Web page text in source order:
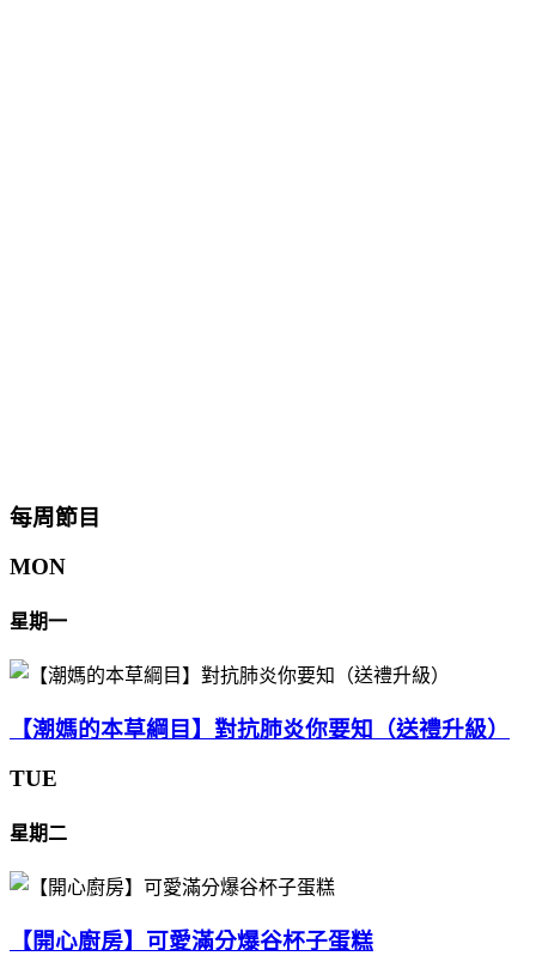
每周節目
MON
星期一
【潮媽的本草綱目】對抗肺炎你要知（送禮升級）
TUE
星期二
【開心廚房】可愛滿分爆谷杯子蛋糕